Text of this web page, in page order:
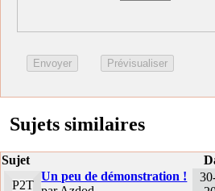
Sujets similaires
Sujet
P2T
Un peu de démonstration !